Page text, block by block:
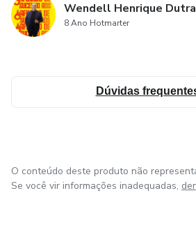
Wendell Henrique
8 Ano Hotmarter
Dúvidas
O conteúdo deste produto não
Se você vir informações inadequadas,